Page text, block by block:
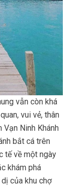
vẫn còn khá
vui vẻ, thân
Vạn Ninh Khánh
bắt cá trên
tế về một ngày
khám phá
của khu chợ